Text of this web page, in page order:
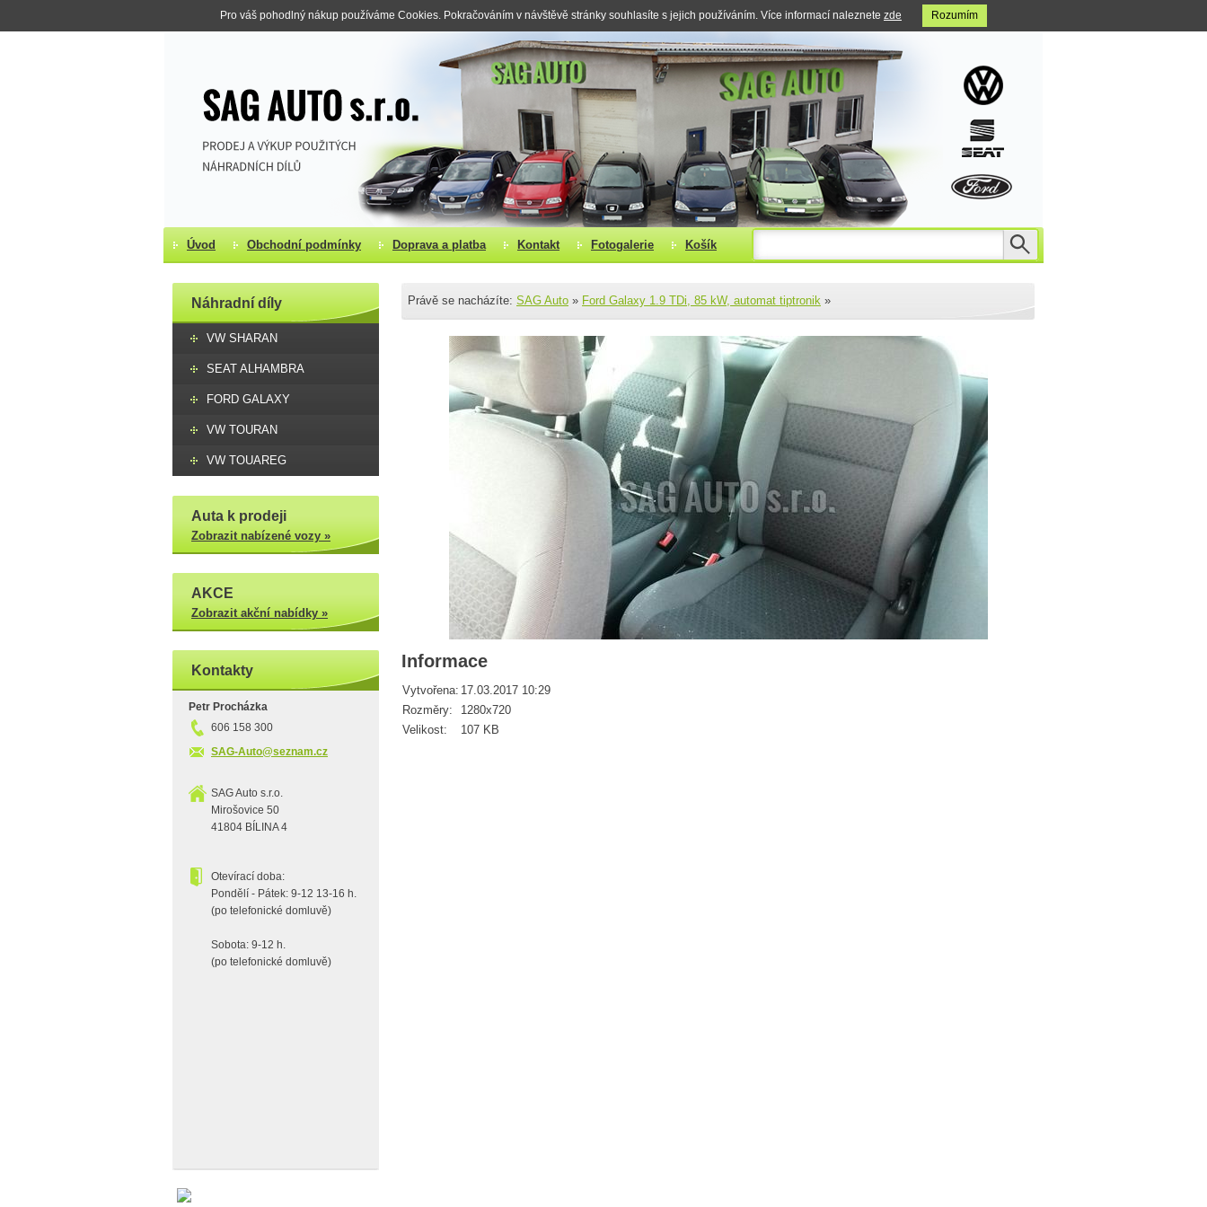
Pro váš pohodlný nákup používáme Cookies. Pokračováním v návštěvě stránky souhlasíte s jejich používáním. Více informací naleznete zde Rozumím
Úvod Obchodní podmínky Doprava a platba Kontakt Fotogalerie Košík
Náhradní díly
VW SHARAN
SEAT ALHAMBRA
FORD GALAXY
VW TOURAN
VW TOUAREG
Auta k prodeji
Zobrazit nabízené vozy »
AKCE
Zobrazit akční nabídky »
Kontakty
Petr Procházka
606 158 300
SAG-Auto@seznam.cz
SAG Auto s.r.o.
Mirošovice 50
41804 BÍLINA 4
Otevírací doba:
Pondělí - Pátek: 9-12 13-16 h.
(po telefonické domluvě)
Sobota: 9-12 h.
(po telefonické domluvě)
Právě se nacházíte: SAG Auto » Ford Galaxy 1.9 TDi, 85 kW, automat tiptronik »
Informace
Vytvořena: 17.03.2017 10:29
Rozměry:
1280x720
Velikost:
107 KB